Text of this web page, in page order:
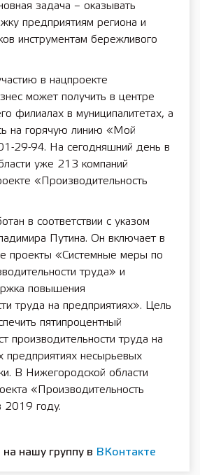
задача – оказывать
предприятиям региона и
инструментам бережливого
в нацпроекте
может получить в центре
филиалах в муниципалитетах, а
на горячую линию «Мой
29-94. На сегодняшний день в
уже 213 компаний
«Производительность
в соответствии с указом
Путина. Он включает в
проекты «Системные меры по
труда» и
повышения
труда на предприятиях». Цель
пятипроцентный
производительности труда на
предприятиях несырьевых
В Нижегородской области
«Производительность
2019 году.
нашу группу в ВКонтакте